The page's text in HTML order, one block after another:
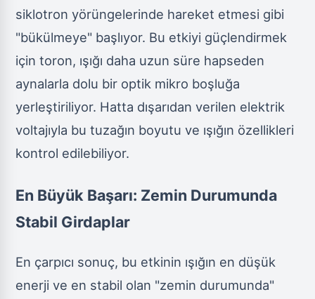
siklotron yörüngelerinde hareket etmesi gibi
"bükülmeye" başlıyor. Bu etkiyi güçlendirmek
için toron, ışığı daha uzun süre hapseden
aynalarla dolu bir optik mikro boşluğa
yerleştiriliyor. Hatta dışarıdan verilen elektrik
voltajıyla bu tuzağın boyutu ve ışığın özellikleri
kontrol edilebiliyor.
En Büyük Başarı: Zemin Durumunda
Stabil Girdaplar
En çarpıcı sonuç, bu etkinin ışığın en düşük
enerji ve en stabil olan "zemin durumunda"